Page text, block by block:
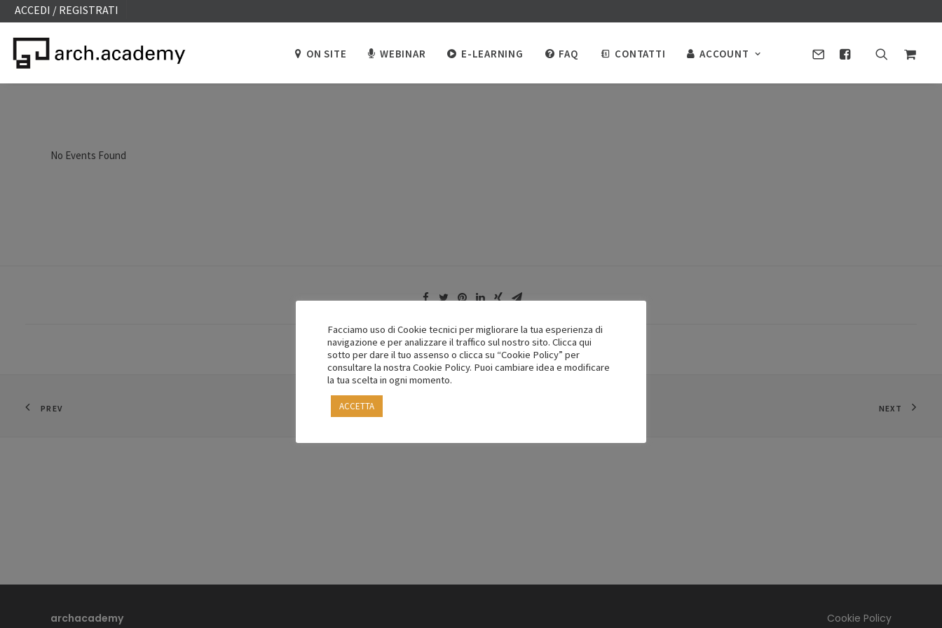
ACCEDI / REGISTRATI
ON SITE WEBINAR E-LEARNING FAQ CONTATTI ACCOUNT
No Events Found
PREV NEXT
archacademy Cookie Policy
Facciamo uso di Cookie tecnici per migliorare la tua esperienza di
navigazione e per analizzare il traffico sul nostro sito. Clicca qui
sotto per dare il tuo assenso o clicca su “Cookie Policy” per
consultare la nostra Cookie Policy. Puoi cambiare idea e modificare
la tua scelta in ogni momento.
ACCETTA